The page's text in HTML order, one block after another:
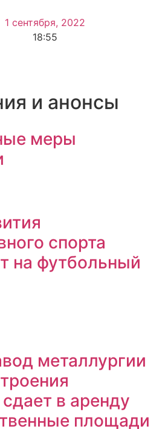
1 сентября, 2022
18:55
и анонсы
меры
спорта
на футбольный
металлургии
в аренду
площади